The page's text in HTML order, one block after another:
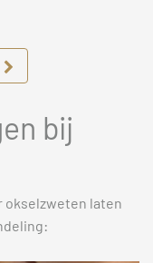
bij
okselzweten laten